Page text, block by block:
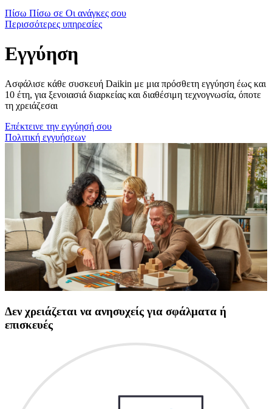
Πίσω Πίσω σε Οι ανάγκες σου
Περισσότερες υπηρεσίες
Εγγύηση
Ασφάλισε κάθε συσκευή Daikin με μια πρόσθετη εγγύηση έως και
10 έτη, για ξενοιασιά διαρκείας και διαθέσιμη τεχνογνωσία, όποτε
τη χρειάζεσαι
Επέκτεινε την εγγύησή σου
Πολιτική εγγυήσεων
Δεν χρειάζεται να ανησυχείς για σφάλματα ή
επισκευές